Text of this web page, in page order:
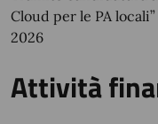
Cloud per le PA
2026
Attività